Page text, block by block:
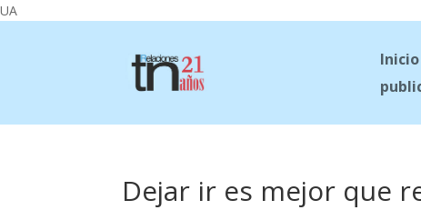
UA
Inicio
Dejar ir es mejor que